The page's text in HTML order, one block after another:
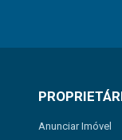
Anunciar Imóvel